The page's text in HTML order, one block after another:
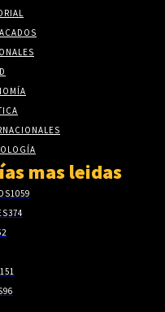
mas leidas
1059
374
151
96